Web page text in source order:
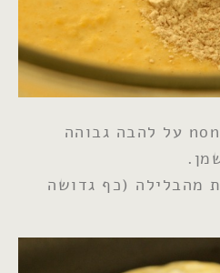
מחממים מחבת non-stick על להבה גבוהה
מהבלילה (כף גדושה